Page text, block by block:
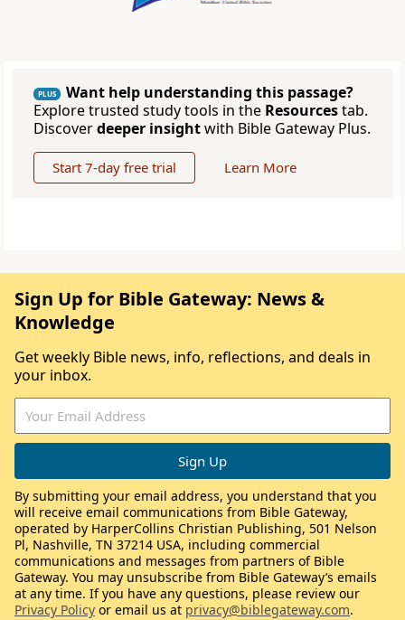
PLUS
Want help understanding this passage?
Explore trusted study tools in the Resourcestab.
Discoverdeeper insightwith Bible Gateway Plus.
Start 7-day free trial Learn More
Sign Up for Bible Gateway: News &
Knowledge
Get weekly Bible news, info, reflections, and deals in
your inbox.
By submitting your email address, you understand that you
will receive email communications from Bible Gateway,
operated by HarperCollins Christian Publishing, 501 Nelson
Pl, Nashville, TN 37214 USA, including commercial
communications and messages from partners of Bible
Gateway. You may unsubscribe from Bible Gateway’s emails
at any time. If you have any questions, please review our
Privacy Policy or email us at privacy@biblegateway.com.